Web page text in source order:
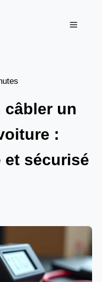
Menu
câbler un
:
sécurisé